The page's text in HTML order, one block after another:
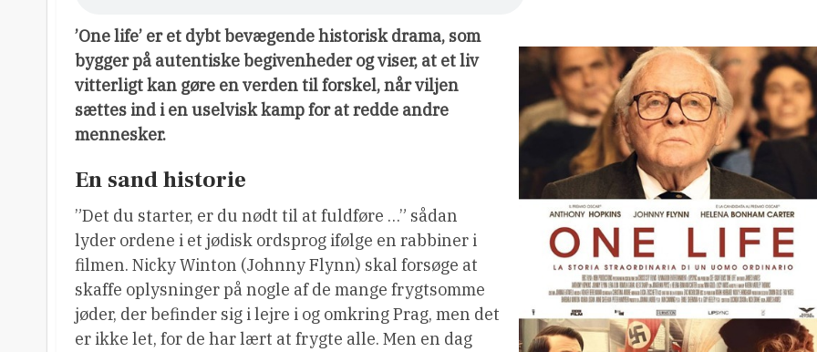
’One life’ er et dybt bevægende historisk drama, som
bygger på autentiske begivenheder og viser, at et liv
vitterligt kan gøre en verden til forskel, når viljen
sættes ind i en uselvisk kamp for at redde andre
mennesker.
En sand historie
”Det du starter, er du nødt til at fuldføre …” sådan
lyder ordene i et jødisk ordsprog ifølge en rabbiner i
filmen. Nicky Winton (Johnny Flynn) skal forsøge at
skaffe oplysninger på nogle af de mange frygtsomme
jøder, der befinder sig i lejre i og omkring Prag, men det
er ikke let, for de har lært at frygte alle. Men en dag